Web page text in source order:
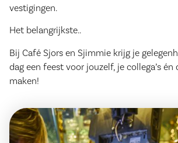
vestigingen.
Het belangrijkste..
Bij Café Sjors en Sjimmie krijg je
dag een feest voor jouzelf, je collega’s én
maken!